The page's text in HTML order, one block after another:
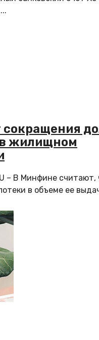
жилищном
– В Минфине считают,
в объеме ее